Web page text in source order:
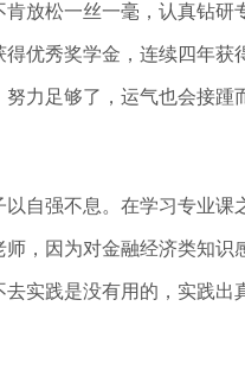
肯放松一丝一毫，认真钻
得优秀奖学金，连续四年
努力足够了，运气也会接踵
自强不息。在学习专业课
师，因为对金融经济类知
去实践是没有用的，实践